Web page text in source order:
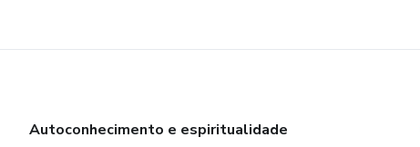
Autoconhecimento e espiritualidade